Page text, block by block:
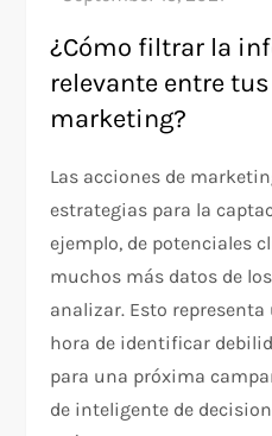
¿Cómo filtrar la
relevante entre
marketing?
Las acciones de
estrategias para la
ejemplo, de potenciales
muchos más datos de
analizar. Esto
hora de identificar
para una próxima
de inteligente de